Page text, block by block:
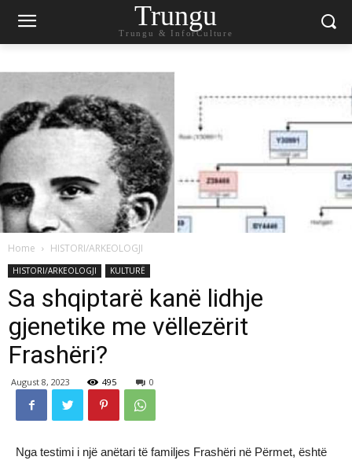
Trungu
Trungu & InforCulture
Home HISTORI/ARKEOLOGJI
HISTORI/ARKEOLOGJI KULTURË
Sa shqiptarë kanë lidhje
gjenetike me vëllezërit
Frashëri?
August 8, 2023 495 0
Nga testimi i një anëtari të familjes Frashëri në Përmet, është